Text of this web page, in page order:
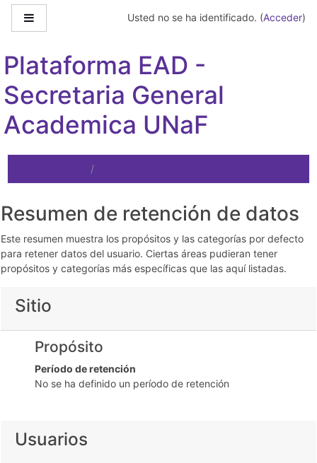
Salta al contenido principal
Usted no se ha identificado. (Acceder)
Plataforma EAD -
Secretaria General
Academica UNaF
Resumen de retención de datos
Este resumen muestra los propósitos y las categorías por defecto
para retener datos del usuario. Ciertas áreas pudieran tener
propósitos y categorías más específicas que las aquí listadas.
Sitio
Propósito
Período de retención
No se ha definido un período de retención
Usuarios